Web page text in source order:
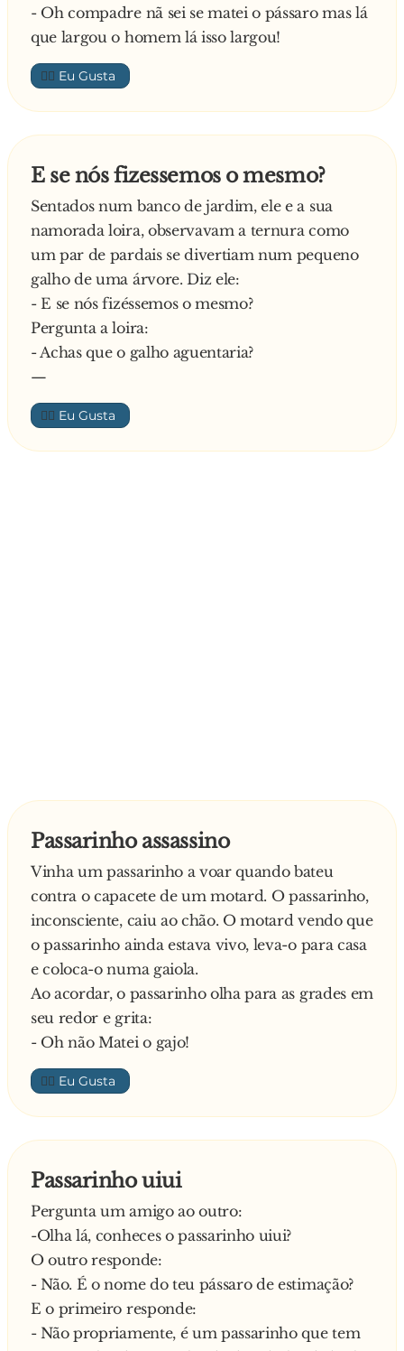
- Oh compadre nã sei se matei o pássaro mas lá
que largou o homem lá isso largou!
👍🏼
E se nós fizessemos o mesmo?
Sentados num banco de jardim, ele e a sua
namorada loira, observavam a ternura como
um par de pardais se divertiam num pequeno
galho de uma árvore. Diz ele:
- E se nós fizéssemos o mesmo?
Pergunta a loira:
- Achas que o galho aguentaria?
—
👍🏼
Passarinho assassino
Vinha um passarinho a voar quando bateu
contra o capacete de um motard. O passarinho,
inconsciente, caiu ao chão. O motard vendo que
o passarinho ainda estava vivo, leva-o para casa
e coloca-o numa gaiola.
Ao acordar, o passarinho olha para as grades em
seu redor e grita:
- Oh não Matei o gajo!
👍🏼
Passarinho uiui
Pergunta um amigo ao outro:
-Olha lá, conheces o passarinho uiui?
O outro responde:
- Não. É o nome do teu pássaro de estimação?
E o primeiro responde:
- Não propriamente, é um passarinho que tem